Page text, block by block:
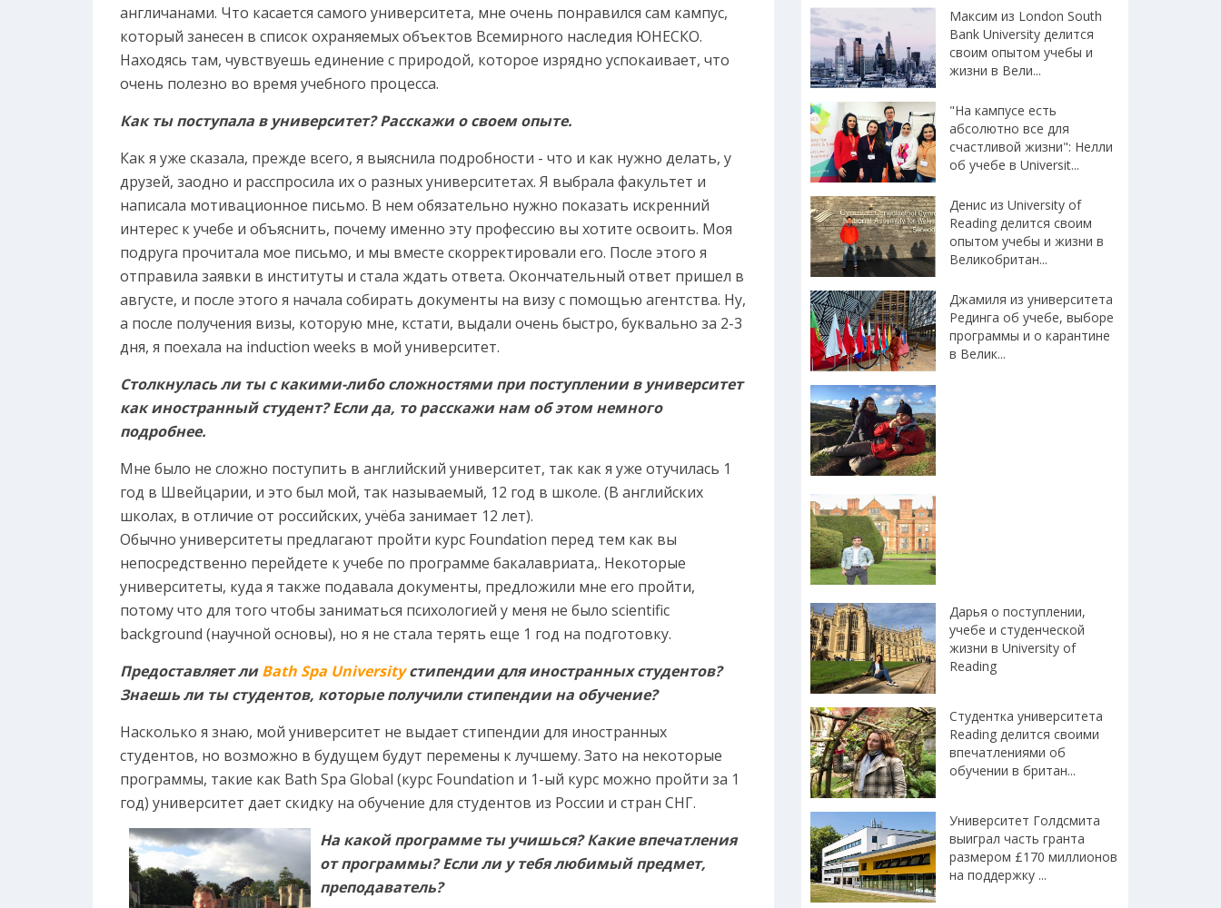
англичанами. Что касается самого университета, мне очень понравился сам кампус,
который занесен в список охраняемых объектов Всемирного наследия ЮНЕСКО.
Находясь там, чувствуешь единение с природой, которое изрядно успокаивает, что
очень полезно во время учебного процесса.
Как ты поступала в университет? Расскажи о своем опыте.
Как я уже сказала, прежде всего, я выяснила подробности - что и как нужно делать, у
друзей, заодно и расспросила их о разных университетах. Я выбрала факультет и
написала мотивационное письмо. В нем обязательно нужно показать искренний
интерес к учебе и объяснить, почему именно эту профессию вы хотите освоить. Моя
подруга прочитала мое письмо, и мы вместе скорректировали его. После этого я
отправила заявки в институты и стала ждать ответа. Окончательный ответ пришел в
августе, и после этого я начала собирать документы на визу с помощью агентства. Ну,
а после получения визы, которую мне, кстати, выдали очень быстро, буквально за 2-3
дня, я поехала на induction weeks в мой университет.
Столкнулась ли ты с какими-либо сложностями при поступлении в университет
как иностранный студент? Если да, то расскажи нам об этом немного
подробнее.
Мне было не сложно поступить в английский университет, так как я уже отучилась 1
год в Швейцарии, и это был мой, так называемый, 12 год в школе. (В английских
школах, в отличие от российских, учёба занимает 12 лет).
Обычно университеты предлагают пройти курс Foundation перед тем как вы
непосредственно перейдете к учебе по программе бакалавриата,. Некоторые
университеты, куда я также подавала документы, предложили мне его пройти,
потому что для того чтобы заниматься психологией у меня не было scientific
background (научной основы), но я не стала терять еще 1 год на подготовку.
Предоставляет лиBath Spa Universityстипендии для иностранных студентов?
Знаешь ли ты студентов, которые получили стипендии на обучение?
Насколько я знаю, мой университет не выдает стипендии для иностранных
студентов, но возможно в будущем будут перемены к лучшему. Зато на некоторые
программы, такие как Bath Spa Global (курс Foundation и 1-ый курс можно пройти за 1
год) университет дает скидку на обучение для студентов из России и стран СНГ.
На какой программе ты учишься? Какие впечатления
от программы? Если ли у тебя любимый предмет,
преподаватель?
Максим из London South
Bank University делится
своим опытом учебы и
жизни в Вели...
"На кампусе есть
абсолютно все для
счастливой жизни": Нелли
об учебе в Universit...
Денис из University of
Reading делится своим
опытом учебы и жизни в
Великобритан...
Джамиля из университета
Рединга об учебе, выборе
программы и о карантине
в Велик...
Дарья о поступлении,
учебе и студенческой
жизни в University of
Reading
Студентка университета
Reading делится своими
впечатлениями об
обучении в британ...
Университет Голдсмита
выиграл часть гранта
размером £170 миллионов
на поддержку ...